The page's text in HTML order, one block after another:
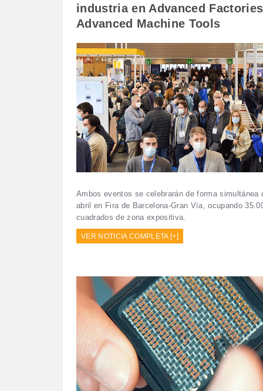
industria en Advanced
Advanced Machine Tools
Ambos eventos se celebrarán de forma simultánea
abril en Fira de Barcelona-Gran Vía, ocupando
cuadrados de zona expositiva.
VER NOTICIA COMPLETA [+]